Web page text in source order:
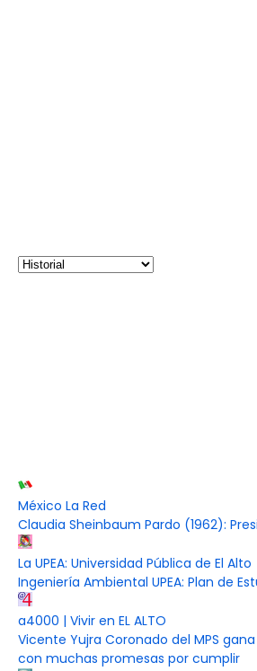
México La Red
Claudia Sheinbaum Pardo (1962):
La UPEA: Universidad Pública de El Alto
Ingeniería Ambiental UPEA: Plan de
a4000 | Vivir en EL ALTO
Vicente Yujra Coronado del MPS
con muchas promesas por cumplir